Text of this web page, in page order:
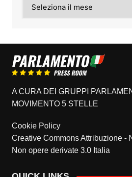
A CURA DEI GRUPPI
MOVIMENTO 5 STELLE
Cookie Policy
Creative Commons Attribuzione -
Non opere derivate 3.0 Italia